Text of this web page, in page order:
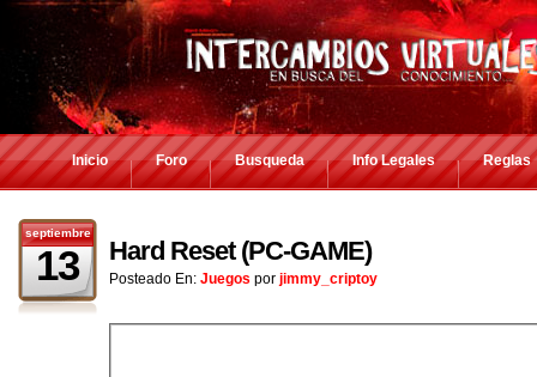
Inicio Foro Busqueda Info Legales Reglas
septiembre
13 Hard Reset (PC-GAME)
Posteado En: Juegos por jimmy_criptoy